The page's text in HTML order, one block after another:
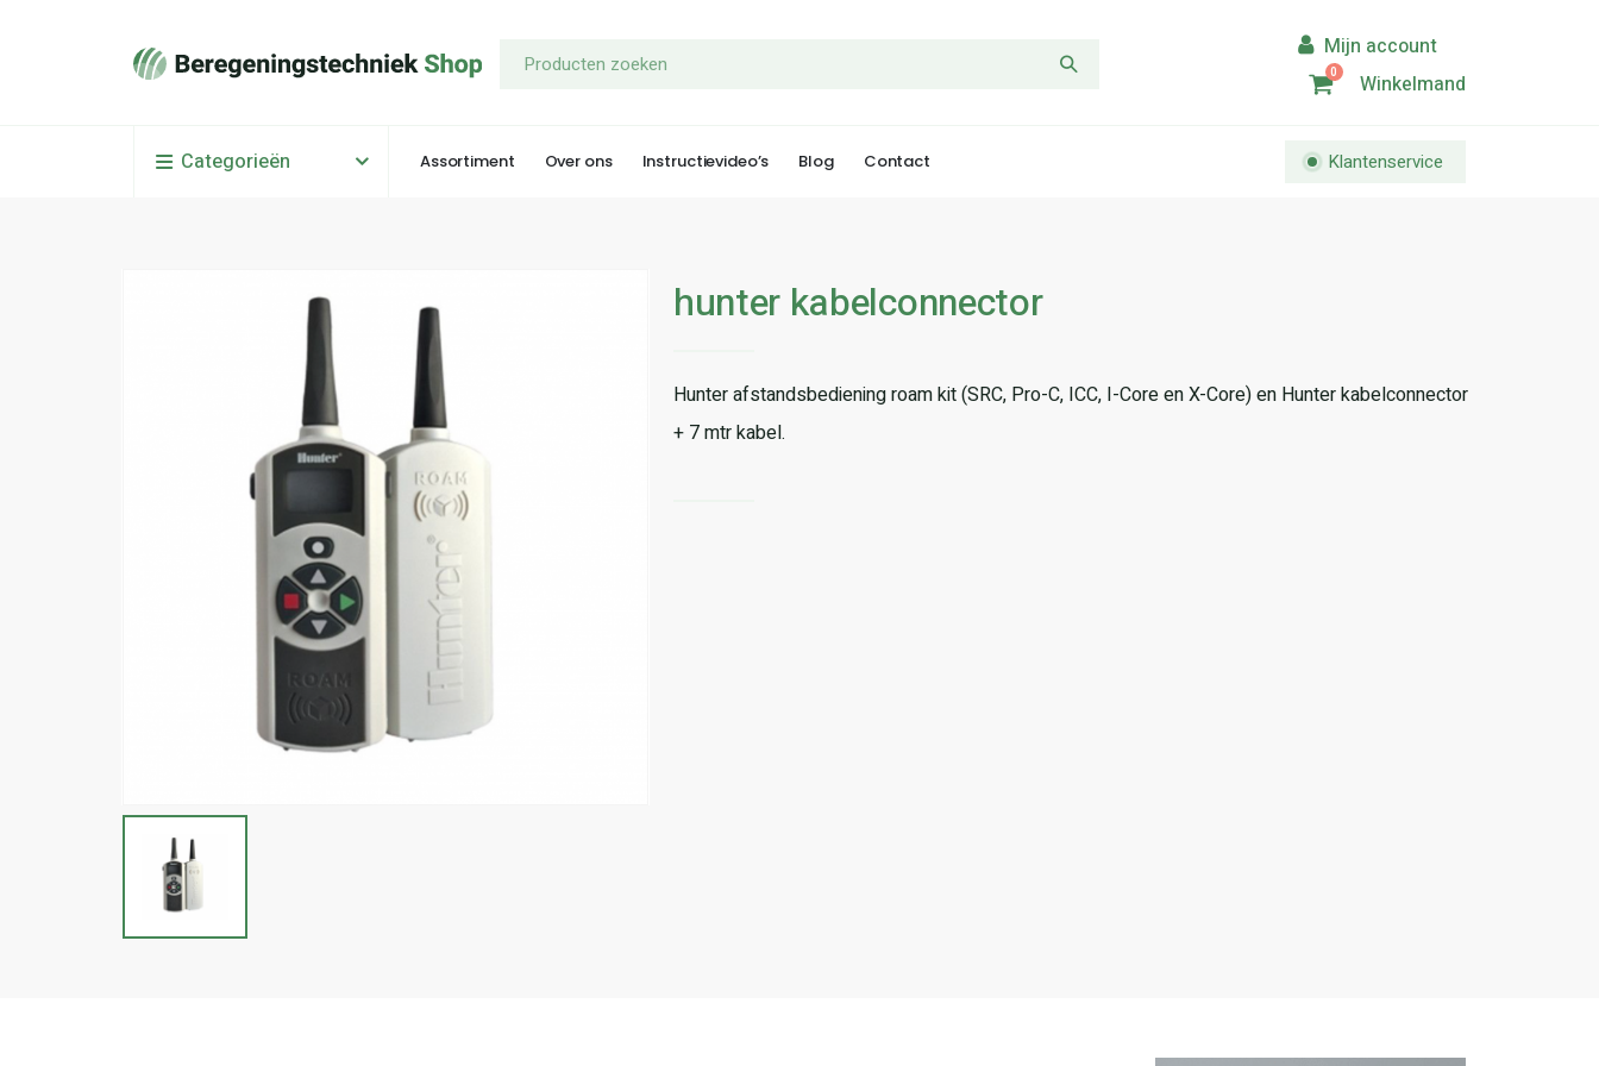
0 Winkelmand
Categorieën Assortiment Over ons Instructievideo’s Blog Contact Klantenservice
hunter kabelconnector
Hunter afstandsbediening roam kit (SRC, Pro-C, ICC, I-Core en X-Core) en Hunter kabelconnector
+ 7 mtr kabel.